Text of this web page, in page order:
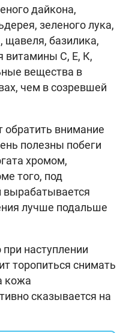
дайкона,
зеленого лука,
щавеля, базилика,
витамины С, Е, К,
вещества в
чем в созревшей
обратить внимание
полезны побеги
хромом,
того, под
вырабатывается
лучше подальше
при наступлении
торопиться снимать
кожа
сказывается на